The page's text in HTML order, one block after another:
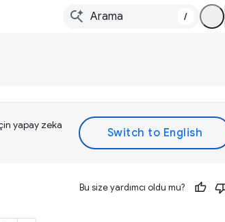
/
yapay zeka
Bu size yardımcı oldu mu?